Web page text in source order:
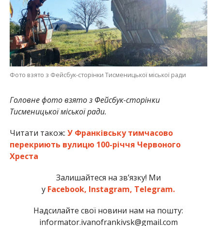
Фото взято з Фейсбук-сторінки Тисменицької міської ради
Головне фото взято з Фейсбук-сторінки
Тисменицької міської ради.
Читати також: У Франківську тимчасово
перекриють вулицю 100-річчя Червоного
Хреста
Залишайтеся на зв’язку! Ми
у Facebook, Instagram, Telegram.
Надсилайте свої новини нам на пошту:
informator.ivanofrankivsk@gmail.com